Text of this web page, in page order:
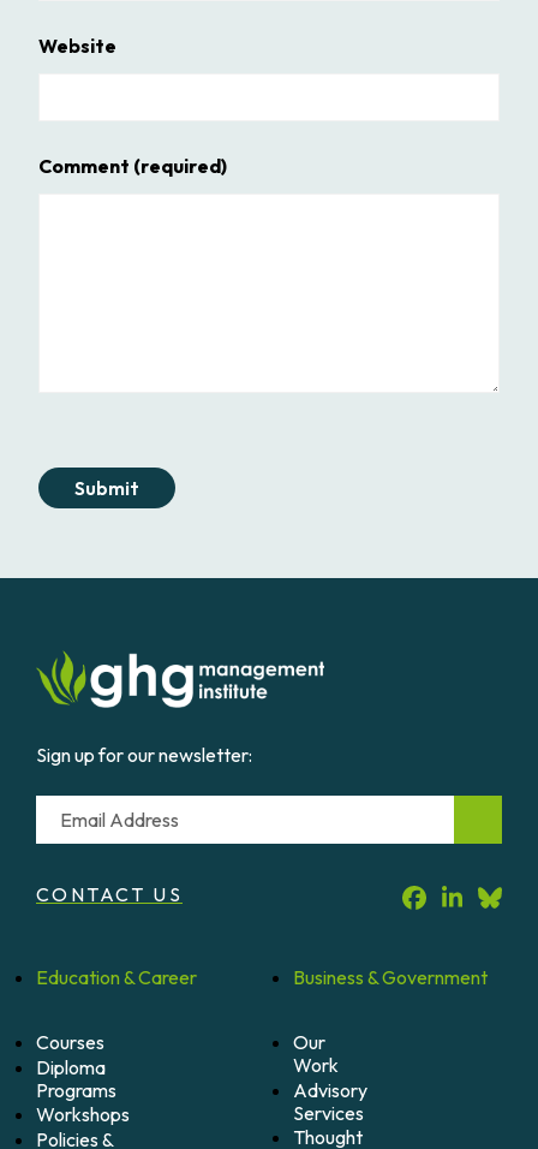
Website
Comment (required)
Submit
Sign up for our newsletter:
Email
CONTACT US
Education &Career
Courses
Diploma
Programs
Workshops
Policies &
Business &Government
Our
Work
Advisory
Services
Thought